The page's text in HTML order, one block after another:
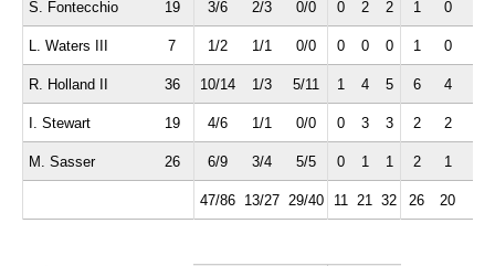
S. Fontecchio 19 3/6 2/3 0/0 0 2 2 1 0
L. Waters III 7 1/2 1/1 0/0 0 0 0 1 0
R. Holland II 36 10/14 1/3 5/11 1 4 5 6 4
I. Stewart 19 4/6 1/1 0/0 0 3 3 2 2
M. Sasser 26 6/9 3/4 5/5 0 1 1 2 1
47/86 13/27 29/40 11 21 32 26 20